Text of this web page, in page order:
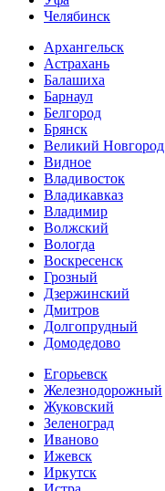
Челябинск
Архангельск
Астрахань
Балашиха
Барнаул
Белгород
Брянск
Великий Новгород
Видное
Владивосток
Владикавказ
Владимир
Волжский
Вологда
Воскресенск
Грозный
Дзержинский
Дмитров
Долгопрудный
Домодедово
Егорьевск
Железнодорожный
Жуковский
Зеленоград
Иваново
Ижевск
Иркутск